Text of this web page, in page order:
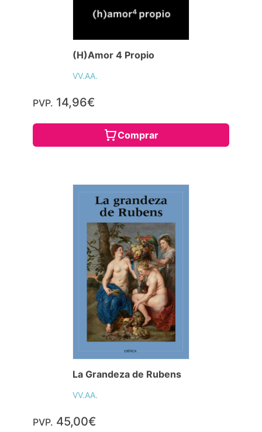
(H)Amor 4 Propio
VV.AA.
PVP. 14,96€
Comprar
La Grandeza de Rubens
VV.AA.
PVP. 45,00€